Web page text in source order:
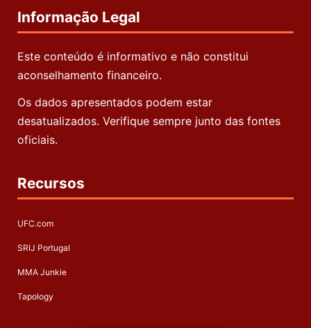
Informação Legal
Este conteúdo é informativo e não constitui
aconselhamento financeiro.
Os dados apresentados podem estar
desatualizados. Verifique sempre junto das fontes
oficiais.
Recursos
UFC.com
SRIJ Portugal
MMA Junkie
Tapology